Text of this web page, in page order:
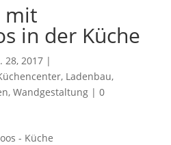
mit
in der Küche
28, 2017|
, Ladenbau,
, Wandgestaltung| 0